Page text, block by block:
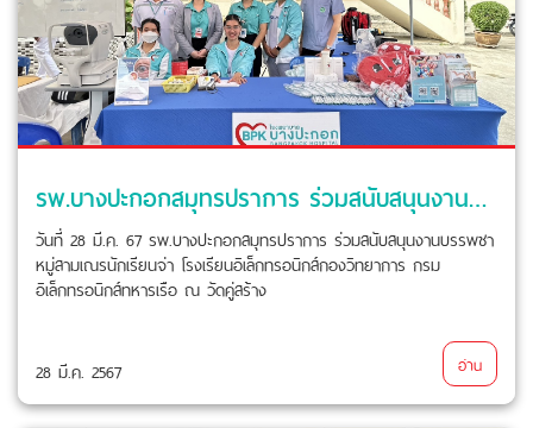
รพ.บางปะกอกสมุทรปราการ ร่วมสนับสนุนงานบรรพชาหมู่สามเณรนักเรียนจ่า
วันที่ 28 มี.ค. 67 รพ.บางปะกอกสมุทรปราการ ร่วมสนับสนุนงานบรรพชา
หมู่สามเณรนักเรียนจ่า โรงเรียนอิเล็กทรอนิกส์กองวิทยาการ กรม
อิเล็กทรอนิกส์ทหารเรือ ณ วัดคู่สร้าง
28 มี.ค. 2567 อ่าน